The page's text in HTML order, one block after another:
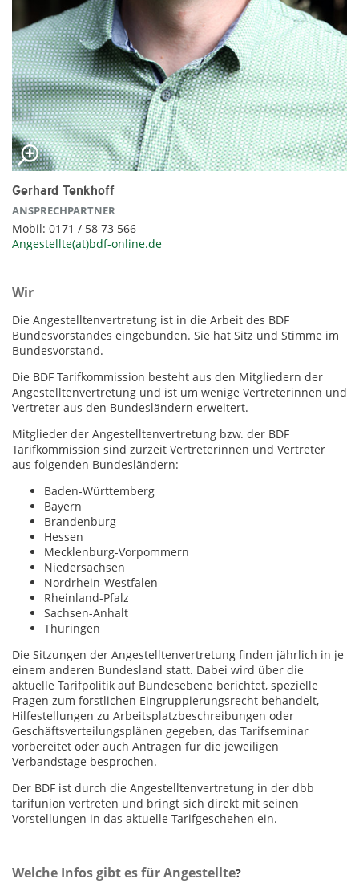
Gerhard Tenkhoff
ANSPRECHPARTNER
Mobil: 0171 / 58 73 566
Angestellte(at)bdf-online.de
Wir
Die Angestelltenvertretung ist in die Arbeit des BDF
Bundesvorstandes eingebunden. Sie hat Sitz und Stimme im
Bundesvorstand.
Die BDF Tarifkommission besteht aus den Mitgliedern der
Angestelltenvertretung und ist um wenige Vertreterinnen und
Vertreter aus den Bundesländern erweitert.
Mitglieder der Angestelltenvertretung bzw. der BDF
Tarifkommission sind zurzeit Vertreterinnen und Vertreter
aus folgenden Bundesländern:
Baden-Württemberg
Bayern
Brandenburg
Hessen
Mecklenburg-Vorpommern
Niedersachsen
Nordrhein-Westfalen
Rheinland-Pfalz
Sachsen-Anhalt
Thüringen
Die Sitzungen der Angestelltenvertretung finden jährlich in je
einem anderen Bundesland statt. Dabei wird über die
aktuelle Tarifpolitik auf Bundesebene berichtet, spezielle
Fragen zum forstlichen Eingruppierungsrecht behandelt,
Hilfestellungen zu Arbeitsplatzbeschreibungen oder
Geschäftsverteilungsplänen gegeben, das Tarifseminar
vorbereitet oder auch Anträgen für die jeweiligen
Verbandstage besprochen.
Der BDF ist durch die Angestelltenvertretung in der dbb
tarifunion vertreten und bringt sich direkt mit seinen
Vorstellungen in das aktuelle Tarifgeschehen ein.
Welche Infos gibt es für Angestellte?